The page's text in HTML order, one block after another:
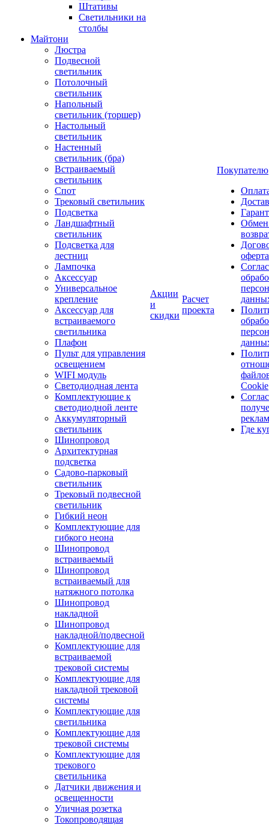
Штативы
Светильники на
столбы
Майтони
Люстра
Подвесной
светильник
Потолочный
светильник
Напольный
светильник (торшер)
Настольный
светильник
Настенный
светильник (бра)
Встраиваемый
светильник
Спот
Трековый светильник
Подсветка
Ландшафтный
светильник
Подсветка для
лестниц
Лампочка
Аксессуар
Универсальное
крепление
Аксессуар для
встраиваемого
светильника
Плафон
Пульт для управления
освещением
WIFI модуль
Светодиодная лента
Комплектующие к
светодиодной ленте
Аккумуляторный
светильник
Шинопровод
Архитектурная
подсветка
Садово-парковый
светильник
Трековый подвесной
светильник
Гибкий неон
Комплектующие для
гибкого неона
Шинопровод
встраиваемый
Шинопровод
встраиваемый для
натяжного потолка
Шинопровод
накладной
Шинопровод
накладной/подвесной
Комплектующие для
встраиваемой
трековой системы
Комплектующие для
накладной трековой
системы
Комплектующие для
светильника
Комплектующие для
трековой системы
Комплектующие для
трекового
светильника
Датчики движения и
освещенности
Уличная розетка
Токопроводящая
Акции
и
скидки
Расчет
проекта
Покупателю
оферта
Cookie
Где